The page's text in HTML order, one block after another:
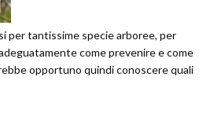
per tantissime specie arboree, per
come prevenire e come
opportuno quindi conoscere quali